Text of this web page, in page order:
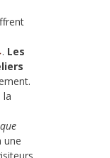
. Les
la
une